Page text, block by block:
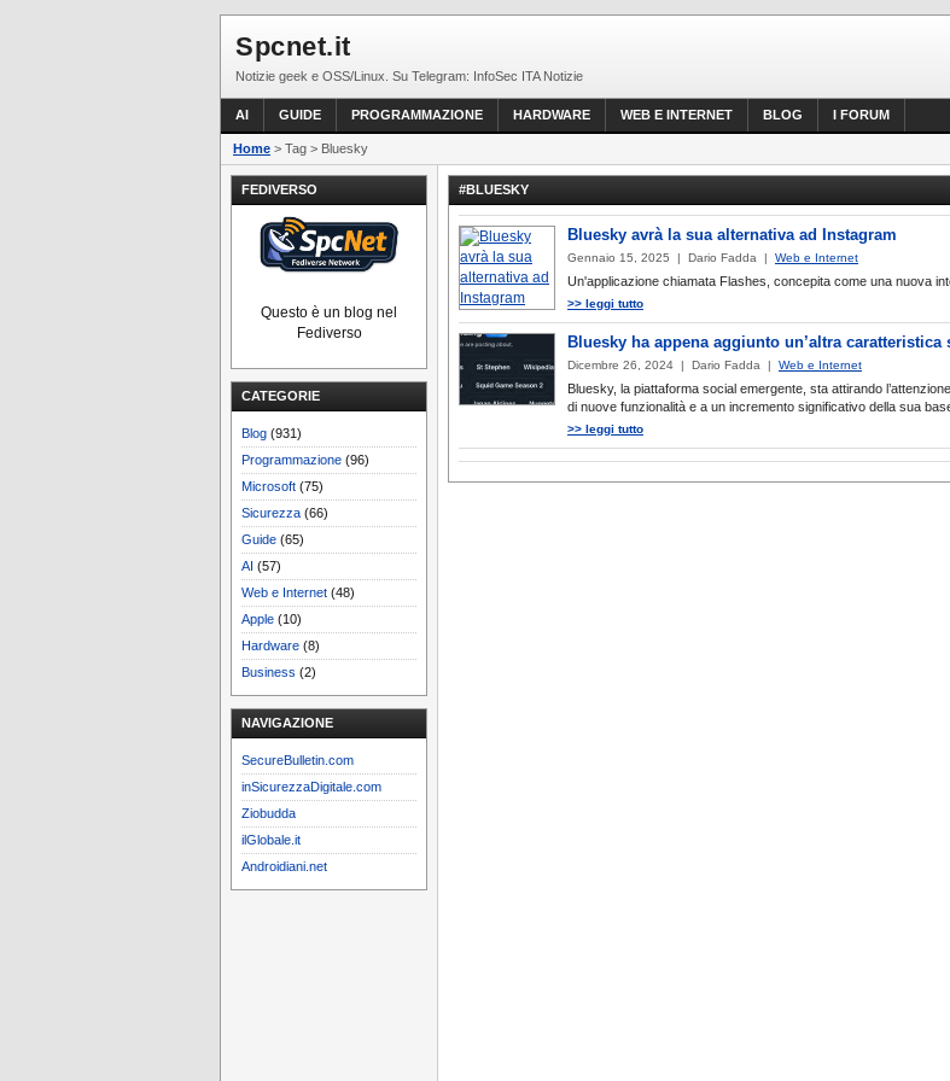
Spcnet.it
Notizie geek e OSS/Linux. Su Telegram: InfoSec ITA Notizie
AI GUIDE PROGRAMMAZIONE HARDWARE WEB E INTERNET BLOG I FORUM
Home > Tag > Bluesky
FEDIVERSO
Questo è un blog nel
Fediverso
CATEGORIE
Blog (931)
Programmazione (96)
Microsoft (75)
Sicurezza (66)
Guide (65)
AI (57)
Web e Internet (48)
Apple (10)
Hardware (8)
Business (2)
NAVIGAZIONE
SecureBulletin.com
inSicurezzaDigitale.com
Ziobudda
ilGlobale.it
Androidiani.net
#BLUESKY
Bluesky avrà la sua alternativa ad Instagram
Gennaio 15, 2025 | Dario Fadda | Web e Internet
Un'applicazione chiamata Flashes, concepita come una nuova
>> leggi tutto
Bluesky ha appena aggiunto un’altra caratteristica
Dicembre 26, 2024 | Dario Fadda | Web e Internet
Bluesky, la piattaforma social emergente, sta attirando
di nuove funzionalità e a un incremento significativo della sua
>> leggi tutto